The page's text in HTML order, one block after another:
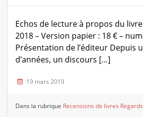
Echos de lecture à propos du
2018 – Version papier : 18 € –
Présentation de l’éditeur Depuis
d’années, un discours […]
19 mars 2019
Dans la rubrique Recensions de livres Regards